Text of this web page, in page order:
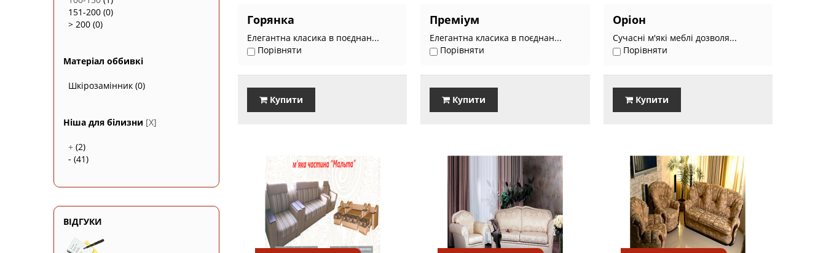
151-200 (0)
> 200 (0)
Матеріал оббивкі
Шкірозамінник (0)
Ніша для білизни [X]
+ (2)
- (41)
ВІДГУКИ
Горянка
Елегантна класика в поєднан...
Порівняти
Купити
Преміум
Елегантна класика в поєднан...
Порівняти
Купити
Оріон
Сучасні м'які меблі дозволя...
Порівняти
Купити